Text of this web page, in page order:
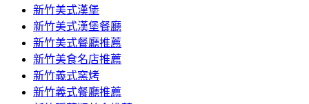
新竹美式漢堡
新竹美式漢堡餐廳
新竹美式餐廳推薦
新竹美食名店推薦
新竹義式窯烤
新竹義式餐廳推薦